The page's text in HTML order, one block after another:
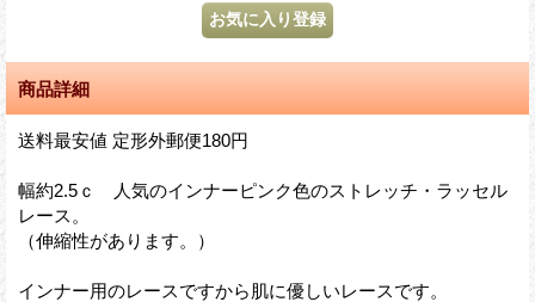
商品詳細
送料最安値 定形外郵便180円
幅約2.5ｃ 人気のインナーピンク色のストレッチ・ラッセル
レース。
（伸縮性があります。）
インナー用のレースですから肌に優しいレースです。